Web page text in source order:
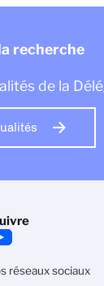
recherche
de la
réseaux sociaux